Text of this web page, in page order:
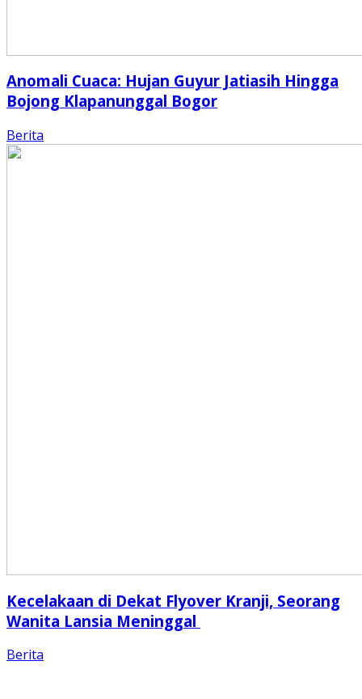
Anomali Cuaca: Hujan Guyur Jatiasih Hingga
Bojong Klapanunggal Bogor
Berita
Kecelakaan di Dekat Flyover Kranji, Seorang
Wanita Lansia Meninggal
Berita